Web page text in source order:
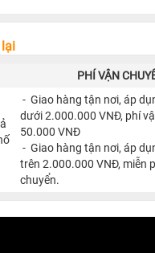
PHÍ VẬN
- Giao hàng tận nơi, áp
dưới 2.000.000 VNĐ, phí
50.000 VNĐ
- Giao hàng tận nơi, áp
trên 2.000.000 VNĐ, miễn
chuyển.